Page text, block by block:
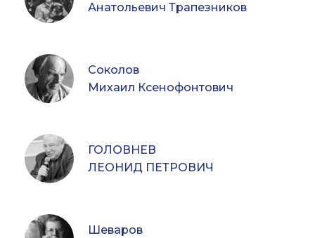
Анатольевич Трапезников
Соколов
Михаил Ксенофонтович
ГОЛОВНЕВ
ЛЕОНИД ПЕТРОВИЧ
Шеваров